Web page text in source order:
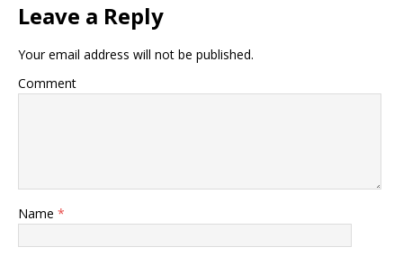
Leave a Reply
Your email address will not be published.
Comment
Name *